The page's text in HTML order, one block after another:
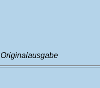
Originalausgabe